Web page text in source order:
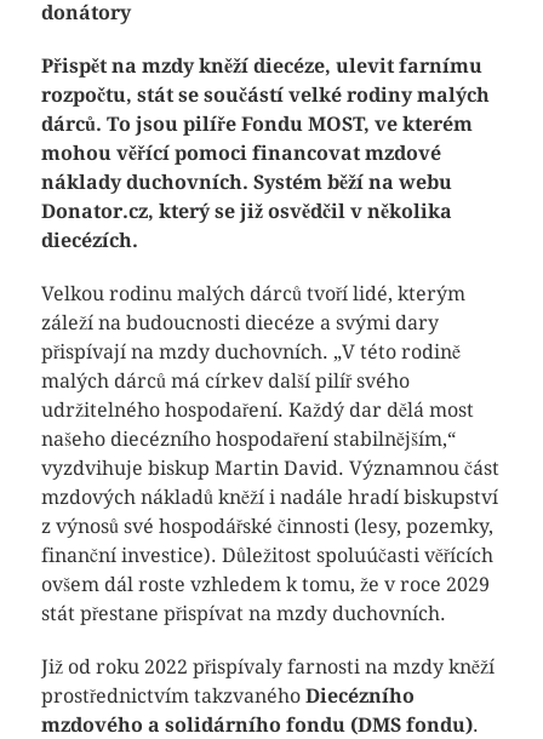
donátory
Přispět na mzdy kněží diecéze, ulevit farnímu
rozpočtu, stát se součástí velké rodiny malých
dárců. To jsou pilíře Fondu MOST, ve kterém
mohou věřící pomoci financovat mzdové
náklady duchovních. Systém běží na webu
Donator.cz, který se již osvědčil v několika
diecézích.
Velkou rodinu malých dárců tvoří lidé, kterým
záleží na budoucnosti diecéze a svými dary
přispívají na mzdy duchovních. „V této rodině
malých dárců má církev další pilíř svého
udržitelného hospodaření. Každý dar dělá most
našeho diecézního hospodaření stabilnějším,“
vyzdvihuje biskup Martin David. Významnou část
mzdových nákladů kněží i nadále hradí biskupství
z výnosů své hospodářské činnosti (lesy, pozemky,
finanční investice). Důležitost spoluúčasti věřících
ovšem dál roste vzhledem k tomu, že v roce 2029
stát přestane přispívat na mzdy duchovních.
Již od roku 2022 přispívaly farnosti na mzdy kněží
prostřednictvím takzvaného Diecézního
mzdového a solidárního fondu (DMS fondu).